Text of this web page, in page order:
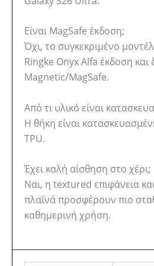
Είναι MagSafe έκδοση;
Όχι, το συγκεκριμένο
Ringke Onyx Alfa έκδοση και
Magnetic/MagSafe.
Από τι υλικό είναι
Η θήκη είναι
TPU.
Έχει καλή αίσθηση στο χέρι;
Ναι, η textured επιφάνεια
πλαϊνά προσφέρουν πιο
καθημερινή χρήση.